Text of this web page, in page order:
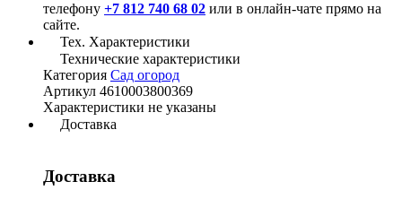
телефону +7 812 740 68 02 или в онлайн-чате прямо на
сайте.
Тех. Характеристики
Технические характеристики
Категория Сад огород
Артикул 4610003800369
Характеристики не указаны
Доставка
Доставка